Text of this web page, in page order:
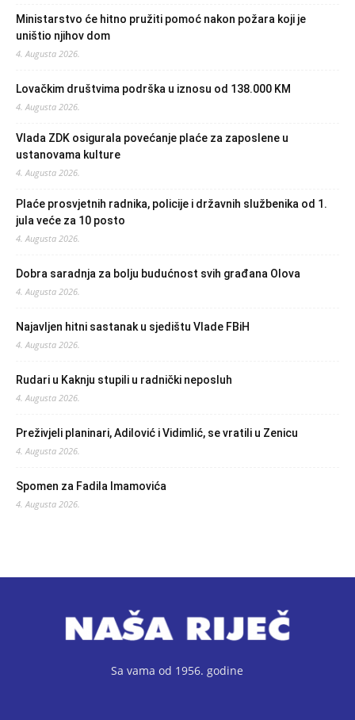
Ministarstvo će hitno pružiti pomoć nakon požara koji je
uništio njihov dom
4. Augusta 2026.
Lovačkim društvima podrška u iznosu od 138.000 KM
4. Augusta 2026.
Vlada ZDK osigurala povećanje plaće za zaposlene u
ustanovama kulture
4. Augusta 2026.
Plaće prosvjetnih radnika, policije i državnih službenika od 1.
jula veće za 10 posto
4. Augusta 2026.
Dobra saradnja za bolju budućnost svih građana Olova
4. Augusta 2026.
Najavljen hitni sastanak u sjedištu Vlade FBiH
4. Augusta 2026.
Rudari u Kaknju stupili u radnički neposluh
4. Augusta 2026.
Preživjeli planinari, Adilović i Vidimlić, se vratili u Zenicu
4. Augusta 2026.
Spomen za Fadila Imamovića
4. Augusta 2026.
Sa vama od 1956. godine